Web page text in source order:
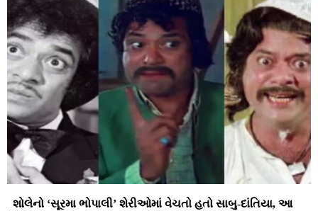
શોલેનો ‘સૂરમા ભોપાલી’ શેરીઓમાં વેચતો હતો સાબુ-દાંતિયા, આ